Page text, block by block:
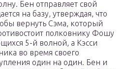
Бен отправляет свой
на базу, утверждая, что
вернуть Сэма, который
полковнику Фошу
5-й волной, а Кэсси
во время своего
один на один. Бен и